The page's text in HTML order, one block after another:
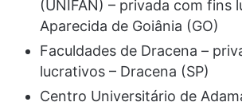
(UNIFAN) – privada com fins
Aparecida de Goiânia (GO)
Faculdades de Dracena –
lucrativos – Dracena (SP)
Centro Universitário de